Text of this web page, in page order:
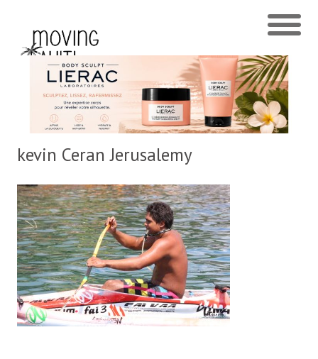
kevin Ceran Jerusalemy